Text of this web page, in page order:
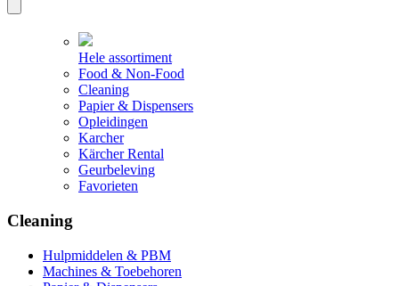
Hele assortiment
Food & Non-Food
Cleaning
Papier & Dispensers
Opleidingen
Karcher
Kärcher Rental
Geurbeleving
Favorieten
Cleaning
Hulpmiddelen & PBM
Machines & Toebehoren